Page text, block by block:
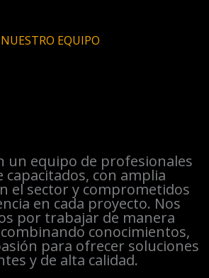
NUESTRO EQUIPO
un equipo de profesionales
capacitados, con amplia
el sector y comprometidos
en cada proyecto. Nos
por trabajar de manera
conocimientos,
para ofrecer soluciones
y de alta calidad.